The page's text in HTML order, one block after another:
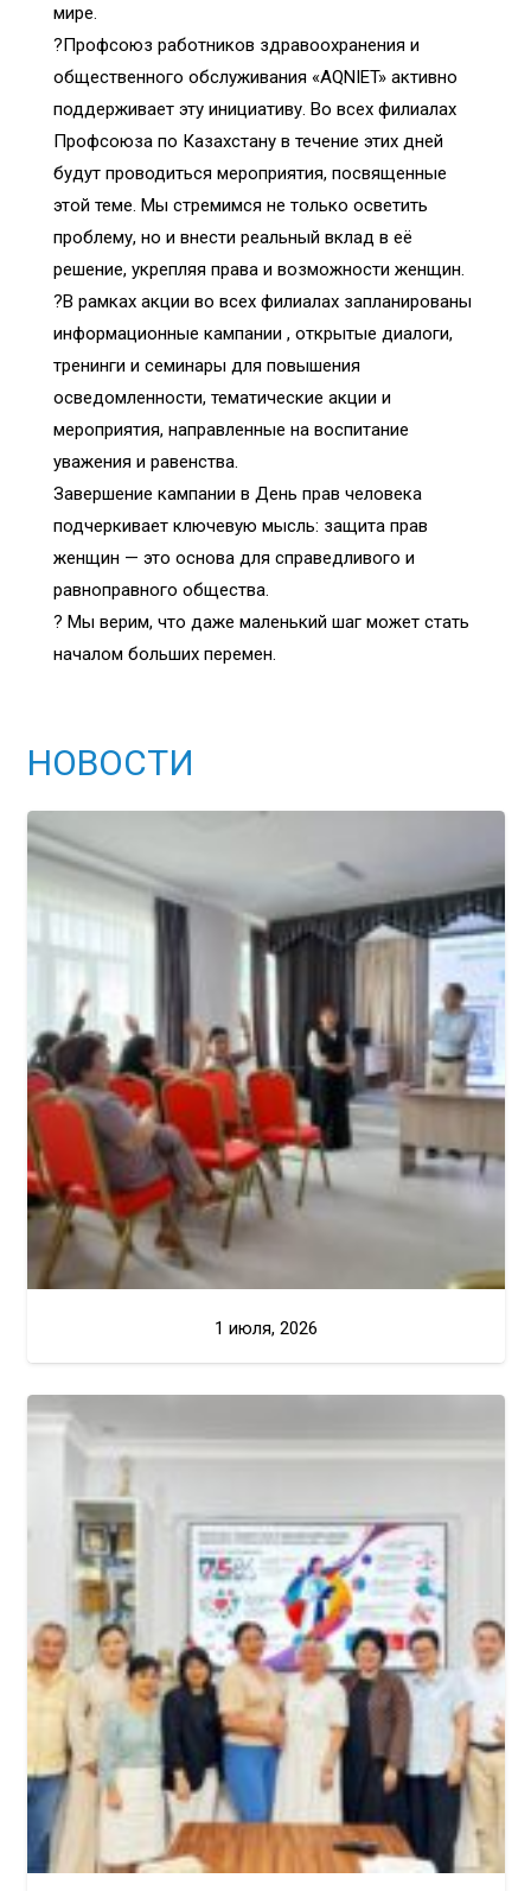
мире.
?Профсоюз работников здравоохранения и
общественного обслуживания «AQNIET» активно
поддерживает эту инициативу. Во всех филиалах
Профсоюза по Казахстану в течение этих дней
будут проводиться мероприятия, посвященные
этой теме. Мы стремимся не только осветить
проблему, но и внести реальный вклад в её
решение, укрепляя права и возможности женщин.
?В рамках акции во всех филиалах запланированы
информационные кампании , открытые диалоги,
тренинги и семинары для повышения
осведомленности, тематические акции и
мероприятия, направленные на воспитание
уважения и равенства.
Завершение кампании в День прав человека
подчеркивает ключевую мысль: защита прав
женщин — это основа для справедливого и
равноправного общества.
? Мы верим, что даже маленький шаг может стать
началом больших перемен.
НОВОСТИ
1 июля, 2026